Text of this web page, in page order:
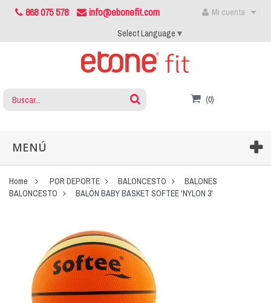
868 075 578 info@ebonefit.com
Mi cuenta
Select Language ▼
(0)
MENÚ
Home POR DEPORTE BALONCESTO
BALONES
BALONCESTO
BALÓN BABY BASKET SOFTEE 'NYLON 3'